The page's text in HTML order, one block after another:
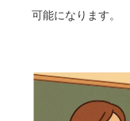
可能になります。